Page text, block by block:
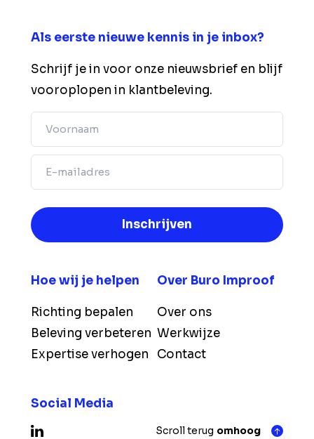
Hoe wij je helpen
Richting bepalen
Beleving verbeteren
Expertise verhogen
Over Buro Improof
Over ons
Werkwijze
Contact
Als eerste nieuwe kennis in je inbox?
Schrijf je in voor onze nieuwsbrief en blijf
vooroplopen in klantbeleving.
Voornaam
Email
Social Media
Scroll terug omhoog